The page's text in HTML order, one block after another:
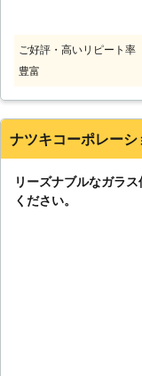
ご好評・高いリピート率
豊富
ナツキコーポレーシ
リーズナブルなガラ
ください。